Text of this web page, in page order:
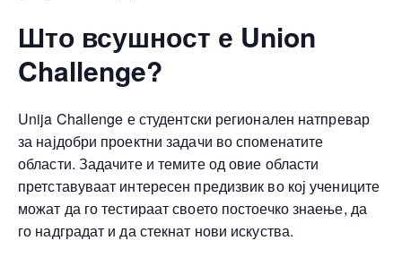
Што всушност е Union
Challenge?
Unija Challenge е студентски регионален натпревар
за најдобри проектни задачи во споменатите
области. Задачите и темите од овие области
претставуваат интересен предизвик во кој учениците
можат да го тестираат своето постоечко знаење, да
го надградат и да стекнат нови искуства.